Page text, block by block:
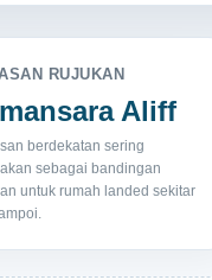
RUJUKAN
Aliff
berdekatan sering
sebagai bandingan
untuk rumah landed sekitar